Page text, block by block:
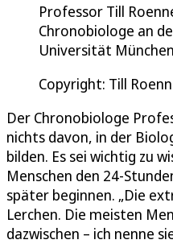
Professor Till
Chronobiologe an
Universität
Copyright: Till
Der Chronobiologe
nichts davon, in der
bilden. Es sei wichtig zu
Menschen den 24-
später beginnen. „Die
Lerchen. Die meisten
dazwischen – ich nenne